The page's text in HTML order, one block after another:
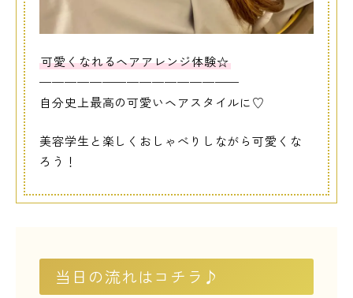
可愛くなれるヘアアレンジ体験☆
————————————————
自分史上最高の可愛いヘアスタイルに♡
美容学生と楽しくおしゃべりしながら可愛くな
ろう！
当日の流れはコチラ♪